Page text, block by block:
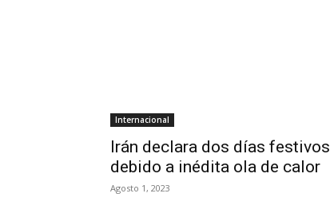
Internacional
Irán declara dos días festivos
debido a inédita ola de calor
Agosto 1, 2023